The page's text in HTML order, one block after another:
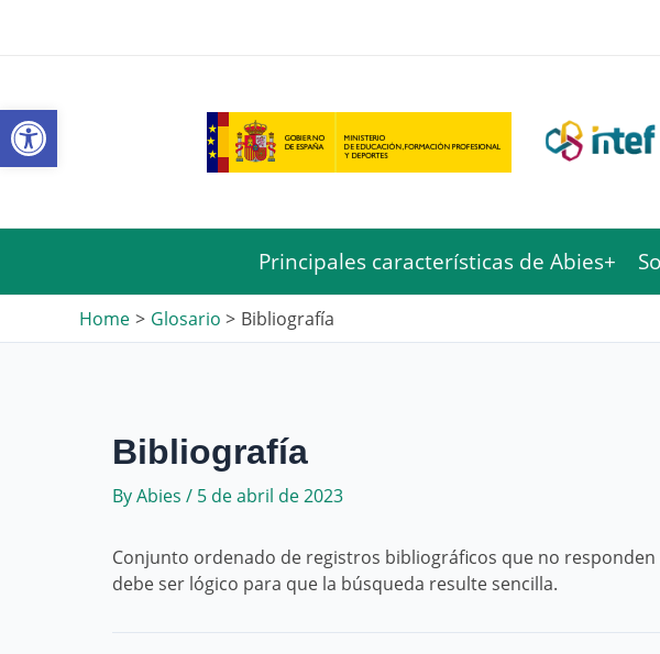
Open toolbar
Principales características de Abies+
Home Glosario Bibliografía
Bibliografía
ByAbies / 5 de abril de 2023
Conjunto ordenado de registros bibliográficos que no
debe ser lógico para que la búsqueda resulte sencilla.